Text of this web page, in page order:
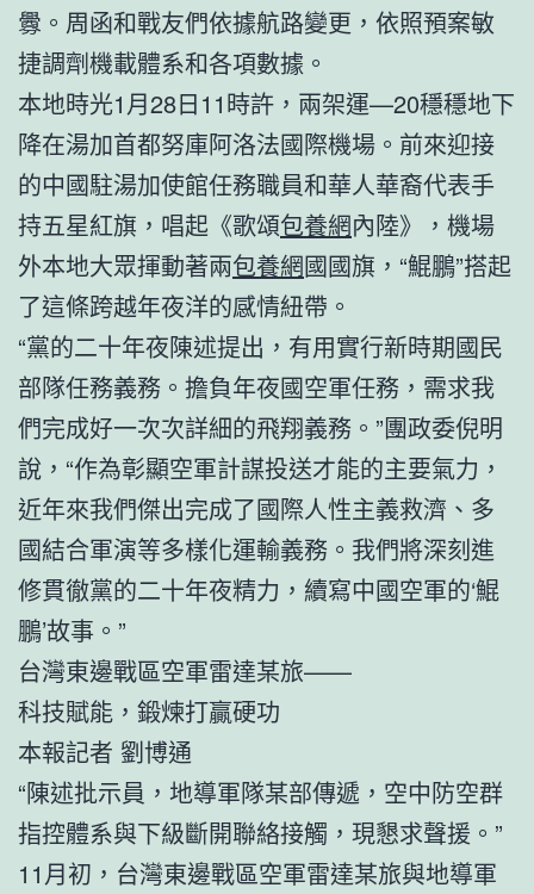
釁。周函和戰友們依據航路變更，依照預案敏
捷調劑機載體系和各項數據。
本地時光1月28日11時許，兩架運—20穩穩地下
降在湯加首都努庫阿洛法國際機場。前來迎接
的中國駐湯加使館任務職員和華人華裔代表手
持五星紅旗，唱起《歌頌包養網內陸》，機場
外本地大眾揮動著兩包養網國國旗，“鯤鵬”搭起
了這條跨越年夜洋的感情紐帶。
“黨的二十年夜陳述提出，有用實行新時期國民
部隊任務義務。擔負年夜國空軍任務，需求我
們完成好一次次詳細的飛翔義務。”團政委倪明
說，“作為彰顯空軍計謀投送才能的主要氣力，
近年來我們傑出完成了國際人性主義救濟、多
國結合軍演等多樣化運輸義務。我們將深刻進
修貫徹黨的二十年夜精力，續寫中國空軍的‘鯤
鵬’故事。”
台灣東邊戰區空軍雷達某旅——
科技賦能，鍛煉打贏硬功
本報記者 劉博通
“陳述批示員，地導軍隊某部傳遞，空中防空群
指控體系與下級斷開聯絡接觸，現懇求聲援。”
11月初，台灣東邊戰區空軍雷達某旅與地導軍